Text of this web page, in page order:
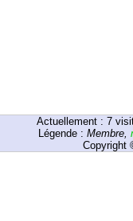
Actuellement : 7
Légende : Membre,
Copyright